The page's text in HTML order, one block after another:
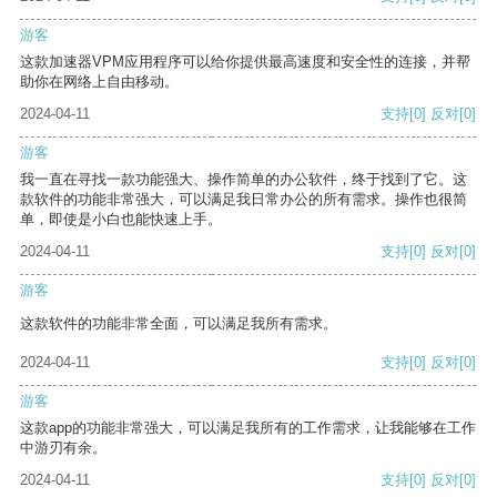
游客
这款加速器VPM应用程序可以给你提供最高速度和安全性的连接，并帮
助你在网络上自由移动。
2024-04-11
支持[0] 反对[0]
游客
我一直在寻找一款功能强大、操作简单的办公软件，终于找到了它。这
款软件的功能非常强大，可以满足我日常办公的所有需求。操作也很简
单，即使是小白也能快速上手。
2024-04-11
支持[0] 反对[0]
游客
这款软件的功能非常全面，可以满足我所有需求。
2024-04-11 支持[0] 反对[0]
游客
这款app的功能非常强大，可以满足我所有的工作需求，让我能够在工作
中游刃有余。
2024-04-11
支持[0] 反对[0]